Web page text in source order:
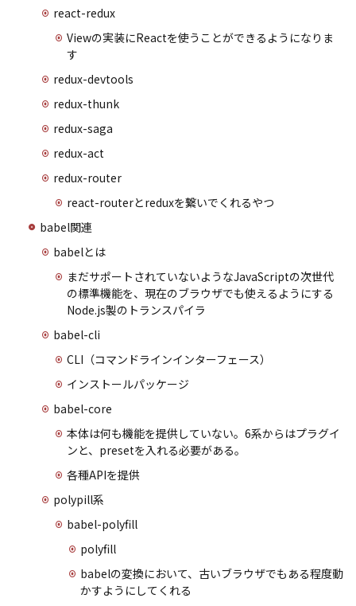
react-redux
Viewの実装にReactを使うことができるようになりま
す
redux-devtools
redux-thunk
redux-saga
redux-act
redux-router
react-routerとreduxを繋いでくれるやつ
babel関連
babelとは
まだサポートされていないようなJavaScriptの次世代
の標準機能を、現在のブラウザでも使えるようにする
Node.js製のトランスパイラ
babel-cli
CLI（コマンドラインインターフェース）
インストールパッケージ
babel-core
本体は何も機能を提供していない。6系からはプラグイ
ンと、presetを入れる必要がある。
各種APIを提供
polypill系
babel-polyfill
polyfill
babelの変換において、古いブラウザでもある程度動
かすようにしてくれる